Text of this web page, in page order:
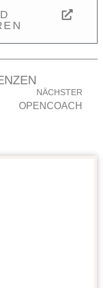
NÄCHSTER
OPENCOACH